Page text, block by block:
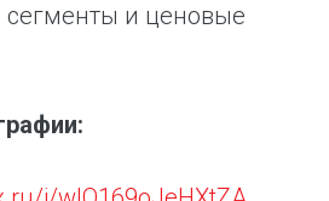
и ценовые